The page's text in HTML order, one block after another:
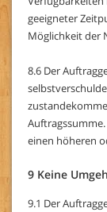
geeigneter
Möglichkeit der
8.6 Der
einen höheren
9 Keine
9.1 Der